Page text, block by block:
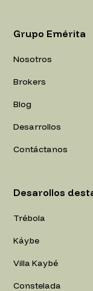
Grupo Emérita
Nosotros
Brokers
Blog
Desarrollos
Contáctanos
Desarollos
Trébola
Káybe
Villa Kaybé
Constelada